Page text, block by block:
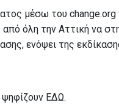
μέσω του
όλη την Αττική να
ενόψει της
ΕΔΩ.